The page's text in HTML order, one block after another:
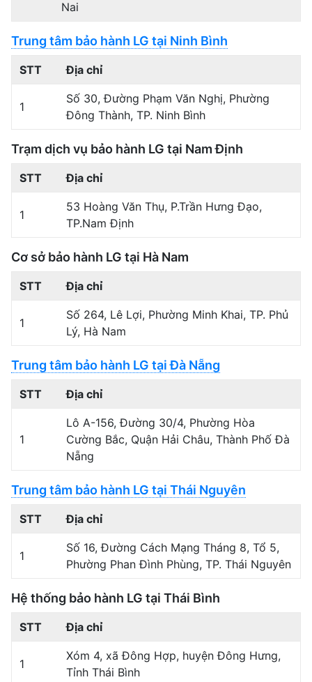
Nai
Trung tâm bảo hành LG tại Ninh Bình
STT Địa chỉ
1
Số 30, Đường Phạm Văn Nghị, Phường
Đông Thành, TP. Ninh Bình
Trạm dịch vụ bảo hành LG tại Nam Định
STT Địa chỉ
1
53 Hoàng Văn Thụ, P.Trần Hưng Đạo,
TP.Nam Định
Cơ sở bảo hành LG tại Hà Nam
STT Địa chỉ
1
Số 264, Lê Lợi, Phường Minh Khai, TP. Phủ
Lý, Hà Nam
Trung tâm bảo hành LG tại Đà Nẵng
STT Địa chỉ
1
Lô A-156, Đường 30/4, Phường Hòa
Cường Bắc, Quận Hải Châu, Thành Phố Đà
Nẵng
Trung tâm bảo hành LG tại Thái Nguyên
STT Địa chỉ
1
Số 16, Đường Cách Mạng Tháng 8, Tổ 5,
Phường Phan Đình Phùng, TP. Thái Nguyên
Hệ thống bảo hành LG tại Thái Bình
STT Địa chỉ
1
Xóm 4, xã Đông Hợp, huyện Đông Hưng,
Tỉnh Thái Bình